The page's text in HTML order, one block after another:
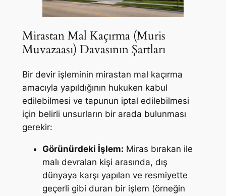
Mirastan Mal Kaçırma (Muris
Muvazaası) Davasının Şartları
Bir devir işleminin mirastan mal kaçırma
amacıyla yapıldığının hukuken kabul
edilebilmesi ve tapunun iptal edilebilmesi
için belirli unsurların bir arada bulunması
gerekir:
Görünürdeki İşlem: Miras bırakan ile
malı devralan kişi arasında, dış
dünyaya karşı yapılan ve resmiyette
geçerli gibi duran bir işlem (örneğin